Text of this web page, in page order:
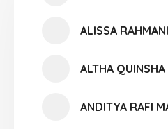
ALISSA
ALTHA
ANDITYA RAFI